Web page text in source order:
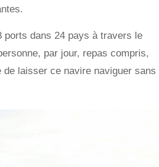
ports dans 24 pays à travers le
par jour, repas compris,
laisser ce navire naviguer sans